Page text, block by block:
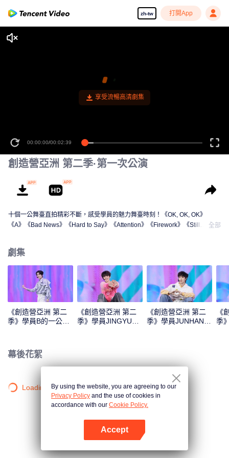
zh-tw 打開App
享受流暢高清劇集
00:00:00/00:02:39
創造營亞洲 第二季·第一次公演
十個一公舞臺直拍精彩不斷，感受學員的魅力舞臺時刻！《OK, OK, OK》
《A》《Bad News》《Hard to Say》《Attention》《Firework》《Still
全部
劇集
《創造營亞洲 第二
季》學員B的一公直
《創造營亞洲 第二
季》學員JINGYU的
《創造營亞洲 第二
季》學員JUNHAN的
《
季
幕後花絮
Loading…By using the website, you are agreeing to our
Privacy Policy and the use of cookies in
accordance with our Cookie Policy.
Accept